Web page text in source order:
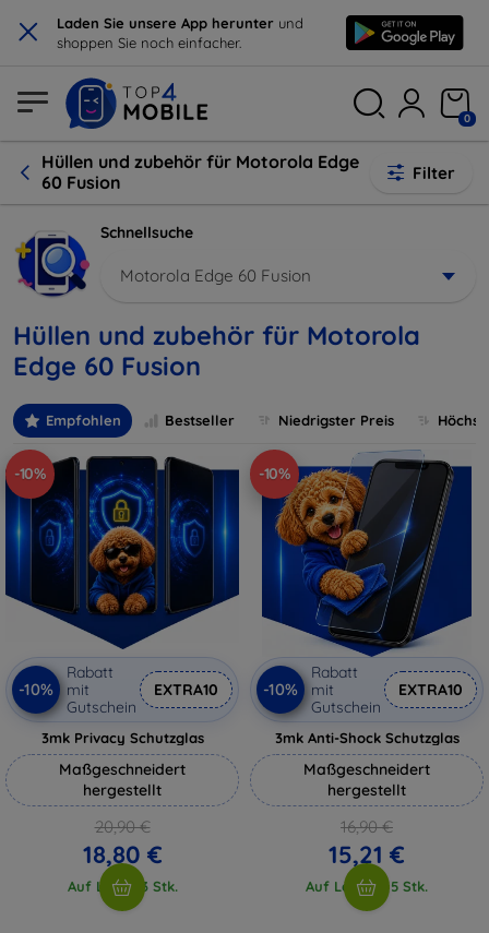
× Laden Sie unsere App herunter und
shoppen Sie noch einfacher.
0
Hüllen und zubehör für Motorola Edge
60 Fusion
Filter
Schnellsuche
Motorola Edge 60 Fusion
Hüllen und zubehör für Motorola
Edge 60 Fusion
Empfohlen Bestseller Niedrigster Preis
-10%
-10%
Rabatt
mit
Gutschein
EXTRA10
3mk Privacy Schutzglas
Maßgeschneidert
hergestellt
20,90 €
18,80 €
Auf Lager 3 Stk.
-10%
-10%
Rabatt
mit
Gutschein
EXTRA10
3mk Anti-Shock Schutzglas
Maßgeschneidert
hergestellt
16,90 €
15,21 €
Auf Lager > 5 Stk.